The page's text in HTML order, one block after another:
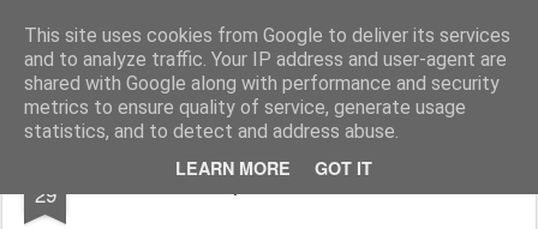
This site uses cookies from Google to deliver its services
and to analyze traffic. Your IP address and user-agent are
shared with Google along with performance and security
metrics to ensure quality of service, generate usage
statistics, and to detect and address abuse.
LEARN MORE GOT IT
Stefano Terraglia Creazioni
Pages
29 La tuta per rendersi invisibili